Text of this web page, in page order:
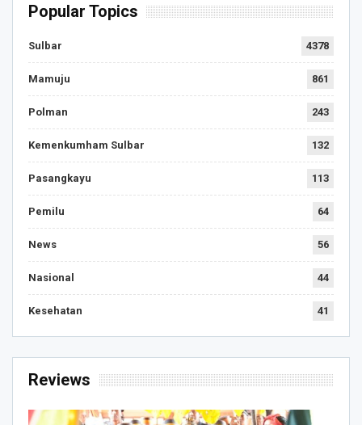
Popular Topics
Sulbar 4378
Mamuju 861
Polman 243
Kemenkumham Sulbar 132
Pasangkayu 113
Pemilu 64
News 56
Nasional 44
Kesehatan 41
Reviews